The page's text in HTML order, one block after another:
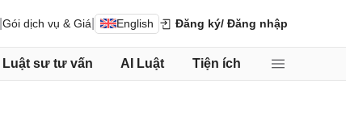
Gói dịch vụ & Giá English Đăng ký/ Đăng nhập
Luật sư tư vấn AI Luật Tiện ích